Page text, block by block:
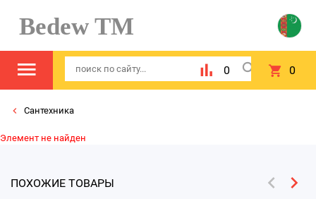
Bedew TM
0 0
Сантехника
Элемент не найден
ПОХОЖИЕ ТОВАРЫ